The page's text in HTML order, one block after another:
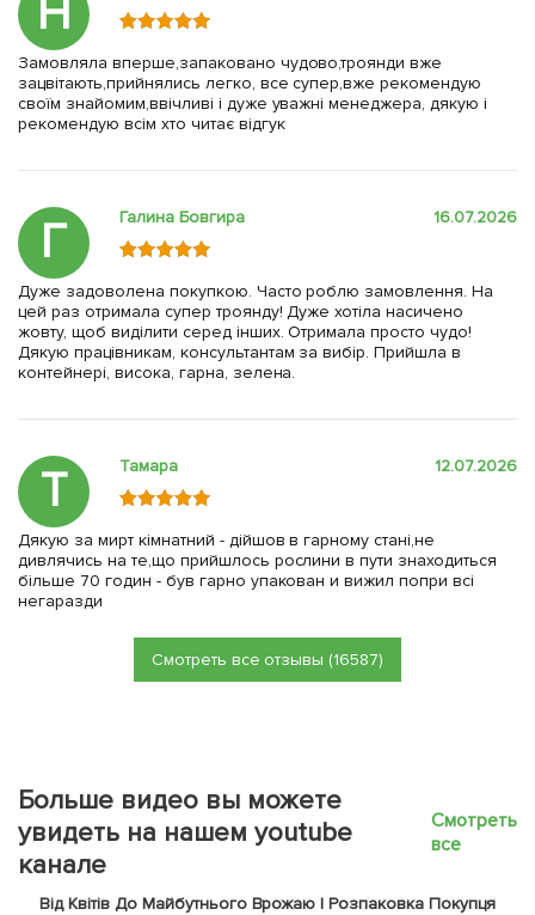
Н
Замовляла вперше,запаковано чудово,троянди вже
зацвітають,прийнялись легко, все супер,вже рекомендую
своїм знайомим,ввічливі і дуже уважні менеджера, дякую і
рекомендую всім хто читає відгук
Г Галина Бовгира 16.07.2026
Дуже задоволена покупкою. Часто роблю замовлення. На
цей раз отримала супер троянду! Дуже хотіла насичено
жовту, щоб виділити серед інших. Отримала просто чудо!
Дякую працівникам, консультантам за вибір. Прийшла в
контейнері, висока, гарна, зелена.
Т Тамара 12.07.2026
Дякую за мирт кімнатний - дійшов в гарному стані,не
дивлячись на те,що прийшлось рослини в пути знаходиться
більше 70 годин - був гарно упакован и вижил попри всі
негаразди
Смотреть все отзывы (16587)
Больше видео вы можете
увидеть на нашем youtube
канале
Смотреть
все
Від Квітів До Майбутнього Врожаю | Розпаковка Покупця